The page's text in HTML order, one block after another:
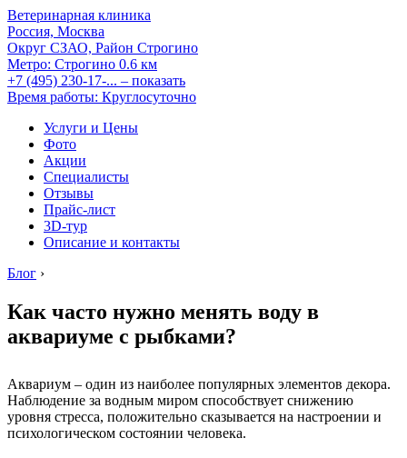
Ветеринарная клиника
Россия, Москва
Округ СЗАО, Район Строгино
Метро: Строгино 0.6 км
+7 (495) 230-17-... – показать
Время работы: Круглосуточно
Услуги и Цены
Фото
Акции
Специалисты
Отзывы
Прайс-лист
3D-тур
Описание и контакты
Блог ›
Как часто нужно менять воду в
аквариуме с рыбками?
Аквариум – один из наиболее популярных элементов декора.
Наблюдение за водным миром способствует снижению
уровня стресса, положительно сказывается на настроении и
психологическом состоянии человека.